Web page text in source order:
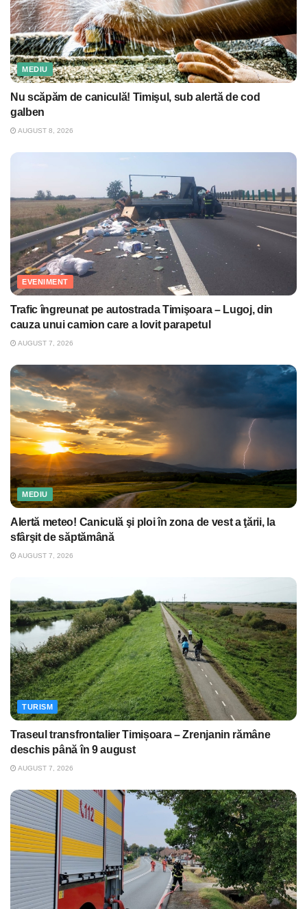
MEDIU
Nu scăpăm de caniculă! Timişul, sub alertă de cod
galben
AUGUST 8, 2026
EVENIMENT
Trafic îngreunat pe autostrada Timişoara – Lugoj, din
cauza unui camion care a lovit parapetul
AUGUST 7, 2026
MEDIU
Alertă meteo! Caniculă şi ploi în zona de vest a ţării, la
sfârşit de săptămână
AUGUST 7, 2026
TURISM
Traseul transfrontalier Timișoara – Zrenjanin rămâne
deschis până în 9 august
AUGUST 7, 2026